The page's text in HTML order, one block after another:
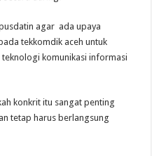
agar ada upaya
tekkomdik aceh untuk
komunikasi informasi
konkrit itu sangat penting
tetap harus berlangsung